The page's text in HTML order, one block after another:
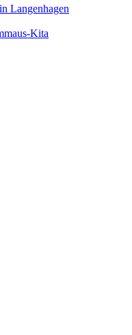
Langenhagen
Kita